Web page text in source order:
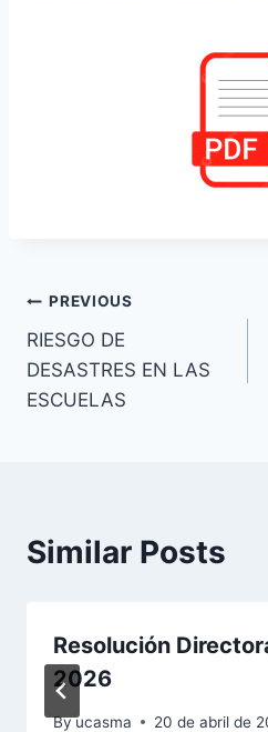
Navegación
de
entradas
PREVIOUS
RIESGO DE
DESASTRES EN LAS
ESCUELAS
Similar Posts
Resolución
2026
Byucasma 20 de abril de